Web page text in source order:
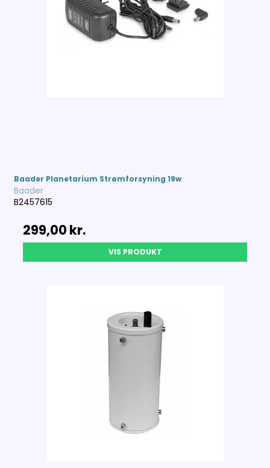
Baader Planetarium Strømforsyning 19w
Baader
B2457615
299,00 kr.
VIS PRODUKT